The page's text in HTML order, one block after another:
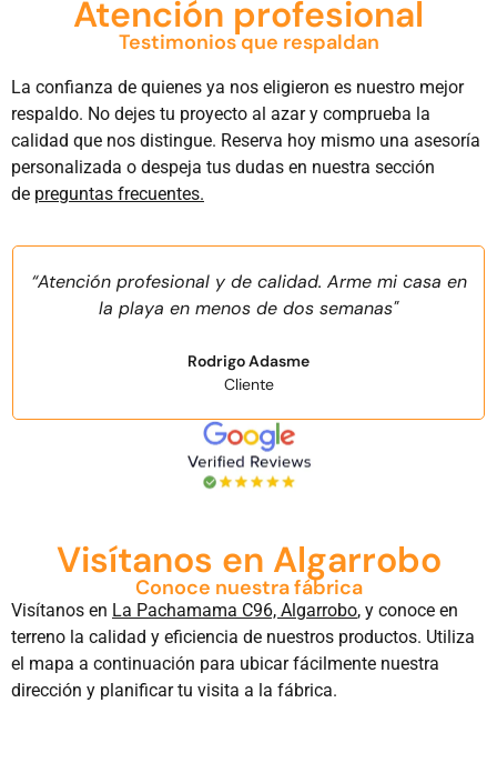
Atención profesional
Testimonios que respaldan
La confianza de quienes ya nos eligieron es nuestro mejor
respaldo. No dejes tu proyecto al azar y comprueba la
calidad que nos distingue. Reserva hoy mismo una asesoría
personalizada o despeja tus dudas en nuestra sección
de preguntas frecuentes.
“Atención profesional y de calidad. Arme mi casa en
la playa en menos de dos semanas"
Rodrigo Adasme
Cliente
Visítanos en Algarrobo
Conoce nuestra fábrica
Visítanos en La Pachamama C96, Algarrobo, y conoce en
terreno la calidad y eficiencia de nuestros productos. Utiliza
el mapa a continuación para ubicar fácilmente nuestra
dirección y planificar tu visita a la fábrica.